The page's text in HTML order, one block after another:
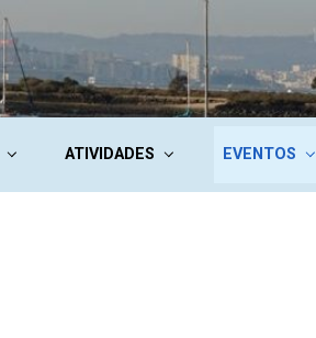
ATIVIDADES EVENTOS